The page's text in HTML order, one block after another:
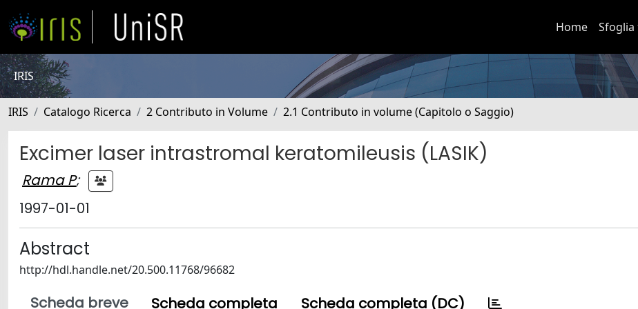
Home Sfoglia
IRIS
IRIS Catalogo Ricerca 2 Contributo in Volume 2.1 Contributo in volume (Capitolo o Saggio)
Excimer laser intrastromal keratomileusis (LASIK)
Rama P;
1997-01-01
Abstract
http://hdl.handle.net/20.500.11768/96682
Scheda breve Scheda completa Scheda completa (DC)